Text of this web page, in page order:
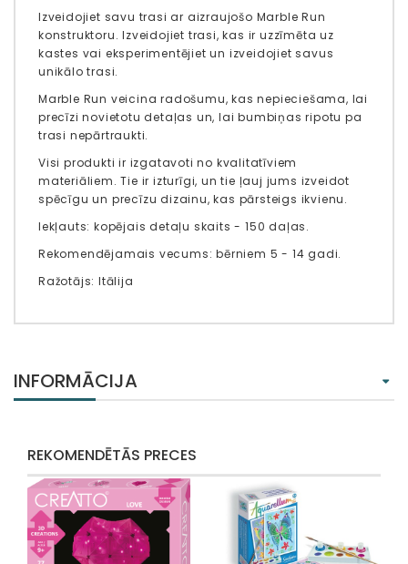
Izveidojiet savu trasi ar aizraujošo Marble Run
konstruktoru. Izveidojiet trasi, kas ir uzzīmēta uz
kastes vai eksperimentējiet un izveidojiet savus
unikālo trasi.
Marble Run veicina radošumu, kas nepieciešama, lai
precīzi novietotu detaļas un, lai bumbiņas ripotu pa
trasi nepārtraukti.
Visi produkti ir izgatavoti no kvalitatīviem
materiāliem. Tie ir izturīgi, un tie ļauj jums izveidot
spēcīgu un precīzu dizainu, kas pārsteigs ikvienu.
Iekļauts: kopējais detaļu skaits - 150 daļas.
Rekomendējamais vecums: bērniem 5 - 14 gadi.
Ražotājs: Itālija
INFORMĀCIJA
REKOMENDĒTĀS PRECES